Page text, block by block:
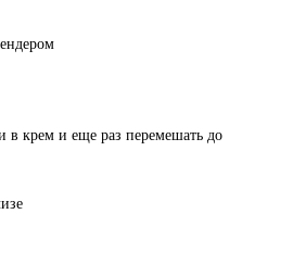
в крем и еще раз перемешать до